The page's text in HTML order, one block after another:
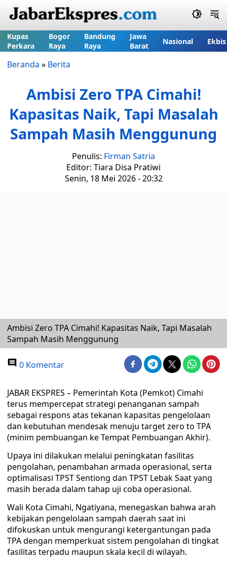
Kupas
Perkara
Bogor
Raya
Bandung
Raya
Jawa
Barat
Nasional Ekbis
Beranda » Berita
Ambisi Zero TPA Cimahi!
Kapasitas Naik, Tapi Masalah
Sampah Masih Menggunung
Penulis: Firman Satria
Editor: Tiara Disa Pratiwi
Senin, 18 Mei 2026 - 20:32
Ambisi Zero TPA Cimahi! Kapasitas Naik, Tapi Masalah
Sampah Masih Menggunung
0 Komentar
JABAR EKSPRES – Pemerintah Kota (Pemkot) Cimahi
terus mempercepat strategi penanganan sampah
sebagai respons atas tekanan kapasitas pengelolaan
dan kebutuhan mendesak menuju target zero to TPA
(minim pembuangan ke Tempat Pembuangan Akhir).
Upaya ini dilakukan melalui peningkatan fasilitas
pengolahan, penambahan armada operasional, serta
optimalisasi TPST Sentiong dan TPST Lebak Saat yang
masih berada dalam tahap uji coba operasional.
Wali Kota Cimahi, Ngatiyana, menegaskan bahwa arah
kebijakan pengelolaan sampah daerah saat ini
difokuskan untuk mengurangi ketergantungan pada
TPA dengan memperkuat sistem pengolahan di tingkat
fasilitas terpadu maupun skala kecil di wilayah.